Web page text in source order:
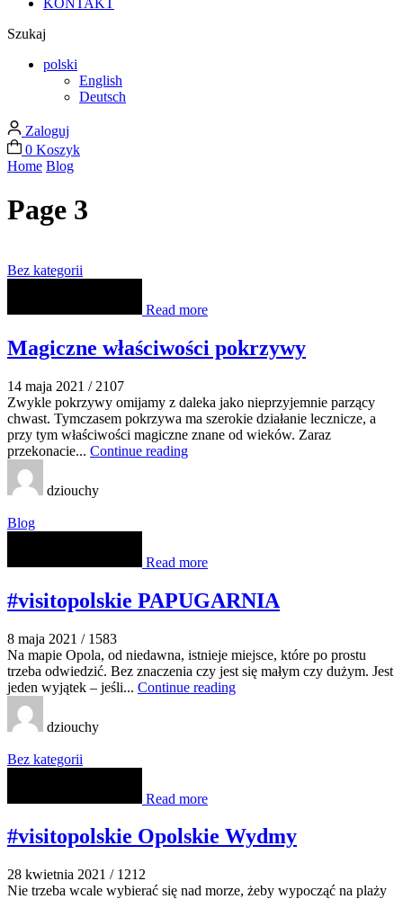
KONTAKT
Szukaj
polski
English
Deutsch
Zaloguj
0 Koszyk
Home Blog
Page 3
Bez kategorii
Read more
Magiczne właściwości pokrzywy
14 maja 2021 / 2107
Zwykle pokrzywy omijamy z daleka jako nieprzyjemnie parzący
chwast. Tymczasem pokrzywa ma szerokie działanie lecznicze, a
przy tym właściwości magiczne znane od wieków. Zaraz
przekonacie... Continue reading
dziouchy
Blog
Read more
#visitopolskie PAPUGARNIA
8 maja 2021 / 1583
Na mapie Opola, od niedawna, istnieje miejsce, które po prostu
trzeba odwiedzić. Bez znaczenia czy jest się małym czy dużym. Jest
jeden wyjątek – jeśli... Continue reading
dziouchy
Bez kategorii
Read more
#visitopolskie Opolskie Wydmy
28 kwietnia 2021 / 1212
Nie trzeba wcale wybierać się nad morze, żeby wypocząć na plaży